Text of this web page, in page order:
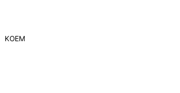
ΚΟΕΜ